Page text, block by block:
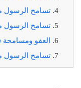
تسامح الرسول
تسامح الرسول
العفو ومسامحة
تسامح الرسول